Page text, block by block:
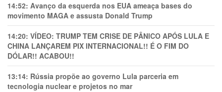
14:52: Avanço da esquerda nos EUA ameaça bases do
movimento MAGA e assusta Donald Trump
14:20: VÍDEO: TRUMP TEM CRlSE DE PÂNlCO APÓS LULA E
CHINA LANÇAREM PIX INTERNACIONAL!! É O FIM DO
DÓLAR!! ACABOU!!
13:14: Rússia propõe ao governo Lula parceria em
tecnologia nuclear e projetos no mar